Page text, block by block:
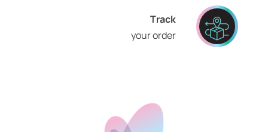
Τrack
your order